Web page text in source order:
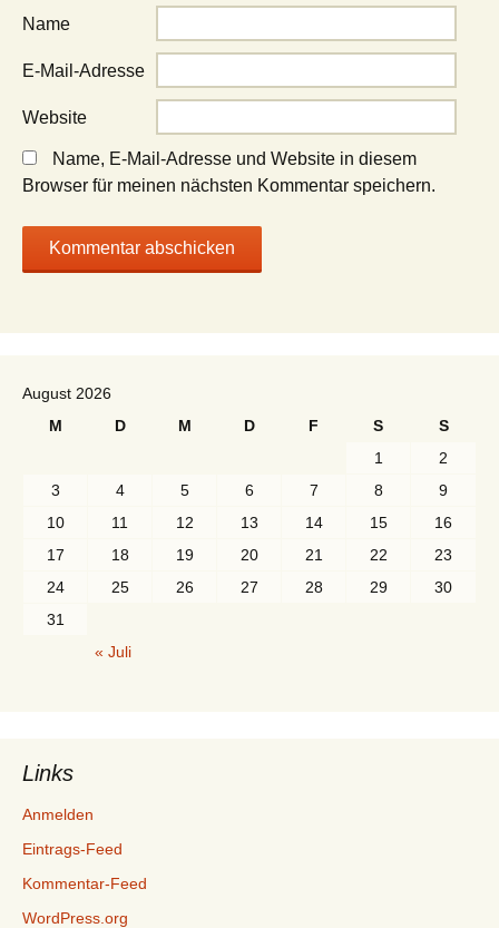
Name
E-Mail-Adresse
Website
Name, E-Mail-Adresse und Website in diesem
Browser für meinen nächsten Kommentar speichern.
August 2026
M
D M D F S
S
1
2
3
4 5 6 7 8
9
10
11 12 13 14 15
16
17
18 19 20 21 22
23
24
25 26 27 28 29
30
31
« Juli
Links
Anmelden
Eintrags-Feed
Kommentar-Feed
WordPress.org